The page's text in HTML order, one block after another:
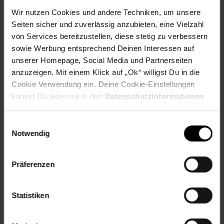
Wir nutzen Cookies und andere Techniken, um unsere
Seiten sicher und zuverlässig anzubieten, eine Vielzahl
von Services bereitzustellen, diese stetig zu verbessern
sowie Werbung entsprechend Deinen Interessen auf
unserer Homepage, Social Media und Partnerseiten
anzuzeigen. Mit einem Klick auf „Ok“ willigst Du in die
Cookie Verwendung ein. Deine Cookie-Einstellungen
kannst Du jederzeit in den Datenschutzinformationen
ändern bzw. widerrufen.
Notwendig
Präferenzen
Statistiken
Fußzeile
Weitere Online-Angebote
Netto Reisen TV-Shop Weinwelt
Karriere